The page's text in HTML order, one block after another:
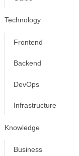
Technology
Frontend
Backend
DevOps
Infrastructure
Knowledge
Business